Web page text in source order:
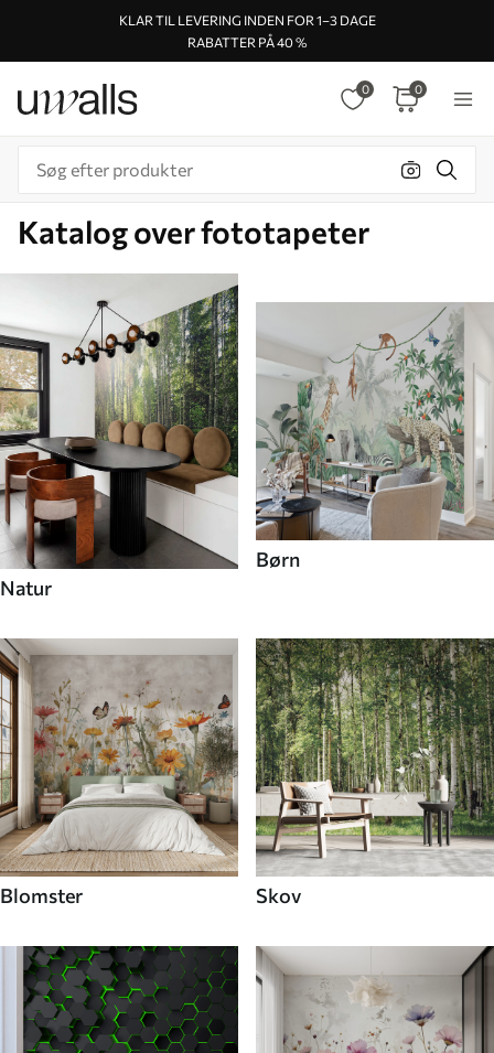
KLAR TIL LEVERING INDEN FOR 1–3 DAGE
RABATTER PÅ 40 %
0 0
Katalog over fototapeter
Natur
Børn
Blomster Skov